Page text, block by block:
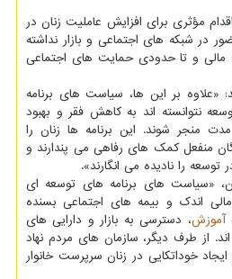
اقدام مؤثری برای افزایش عاملیت زنان در
در شبکه های اجتماعی و بازار نداشته
و تا حدودی حمایت های اجتماعی
بر این ها، سیاست های برنامه
نتوانسته اند به کاهش فقر و بهبود
منجر شوند. این برنامه ها زنان را
منفعل کمک های رفاهی می پندارند و
را نادیده می انگارند».
«سیاست های برنامه های توسعه ای
اندک و بیمه های اجتماعی بسنده
آموزش، دسترسی به بازار و دارایی های
از طرف دیگر، سازمان های مردم نهاد
خوداتکایی در زنان سرپرست خانوار